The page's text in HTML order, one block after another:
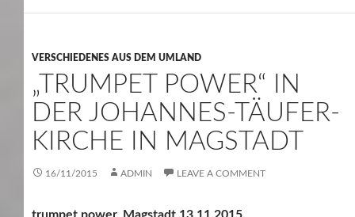
VERSCHIEDENES AUS DEM UMLAND
„TRUMPET POWER“ IN
DER JOHANNES-TÄUFER-
KIRCHE IN MAGSTADT
16/11/2015 ADMIN LEAVE A COMMENT